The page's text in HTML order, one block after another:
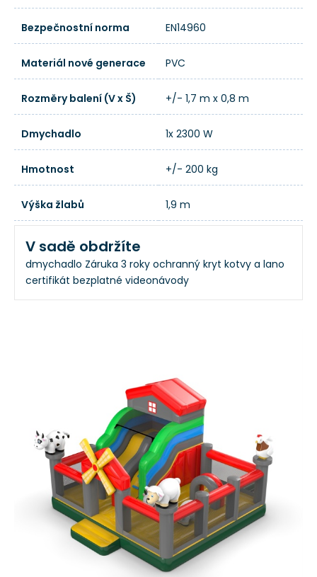
Bezpečnostní norma EN14960
Materiál nové generace PVC
Rozměry balení (V x Š) +/- 1,7 m x 0,8 m
Dmychadlo 1x 2300 W
Hmotnost +/- 200 kg
Výška žlabů 1,9 m
V sadě obdržíte
dmychadlo Záruka 3 roky ochranný kryt kotvy a lano
certifikát bezplatné videonávody